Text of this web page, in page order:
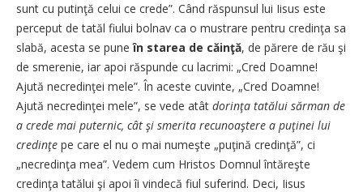
sunt cu putinţă celui ce crede”. Când răspunsul lui Iisus este
perceput de tatăl fiului bolnav ca o mustrare pentru credinţa sa
slabă, acesta se puneîn starea de căinţă, de părere de rău şi
de smerenie, iar apoi răspunde cu lacrimi: „Cred Doamne!
Ajută necredinţei mele”. În aceste cuvinte, „Cred Doamne!
Ajută necredinţei mele”, se vede atât dorinţa tatălui sărman de
a crede mai puternic, cât şi smerita recunoaştere a puţinei lui
credinţe pe care el nu o mai numeşte „puţină credinţă”, ci
„necredinţa mea”. Vedem cum Hristos Domnul întăreşte
credinţa tatălui şi apoi îi vindecă fiul suferind. Deci, Iisus